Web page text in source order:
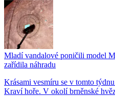
Mladí vandalové poničili model
zařídila náhradu
Krásami vesmíru se v tomto
Kraví hoře. V okolí brněnské